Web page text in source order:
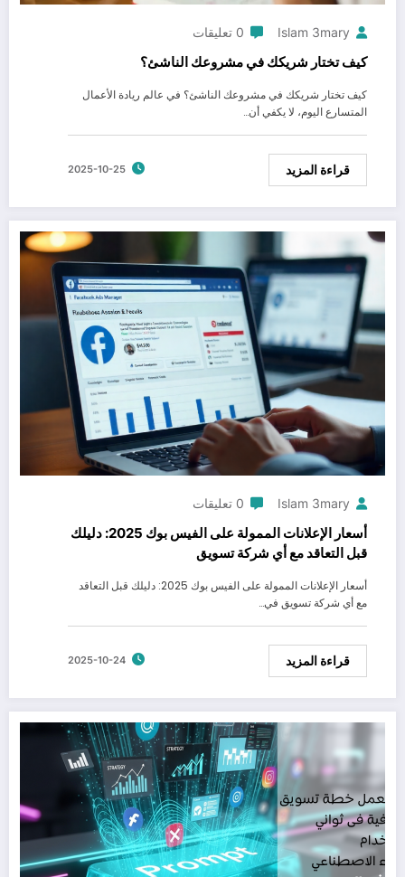
Islam 3mary 0 تعليقات
كيف تختار شريكك في مشروعك الناشئ؟
كيف تختار شريكك في مشروعك الناشئ؟ في عالم ريادة الأعمال
المتسارع اليوم، لا يكفي أن…
قراءة المزيد 2025-10-25
Islam 3mary 0 تعليقات
أسعار الإعلانات الممولة على الفيس بوك 2025: دليلك
قبل التعاقد مع أي شركة تسويق
أسعار الإعلانات الممولة على الفيس بوك 2025: دليلك قبل التعاقد
مع أي شركة تسويق في…
قراءة المزيد 2025-10-24